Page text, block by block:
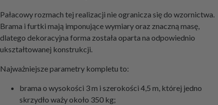
Pałacowy rozmach tej realizacji nie ogranicza się do wzornictwa.
Brama i furtki mają imponujące wymiary oraz znaczną masę,
dlatego dekoracyjna forma została oparta na odpowiednio
ukształtowanej konstrukcji.
Najważniejsze parametry kompletu to:
brama o wysokości 3 m i szerokości 4,5 m, której jedno
skrzydło waży około 350 kg;